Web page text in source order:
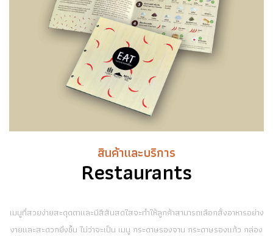
สินค้าและบริการ
Restaurants
เมนูที่สวยง่ายสะดุดตาและมีสีสันสดใสจะทำให้ลูกค้าสามารถเลือกสั่งอาหารอย่าง
งายและสะดวกยิ่งขึ้น ไม่ว่าจะเป็น เมนู กระดาษรองจาน กระดาษรองแก้ว กล่อง